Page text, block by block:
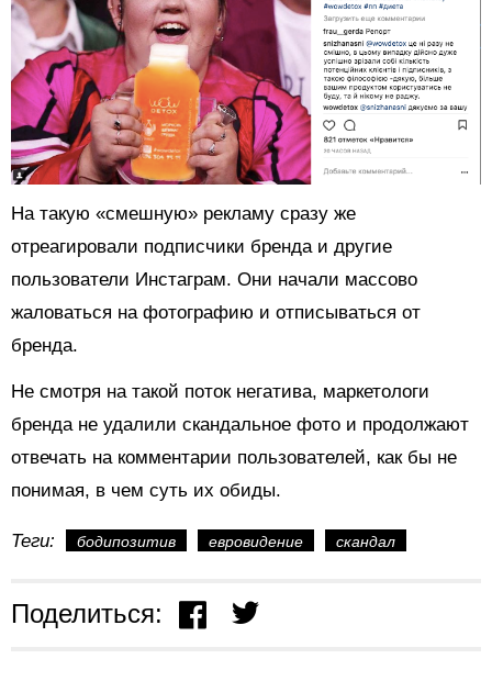
На такую «смешную» рекламу сразу же
отреагировали подписчики бренда и другие
пользователи Инстаграм. Они начали массово
жаловаться на фотографию и отписываться от
бренда.
Не смотря на такой поток негатива, маркетологи
бренда не удалили скандальное фото и продолжают
отвечать на комментарии пользователей, как бы не
понимая, в чем суть их обиды.
Теги: бодипозитив евровидение скандал
Поделиться: